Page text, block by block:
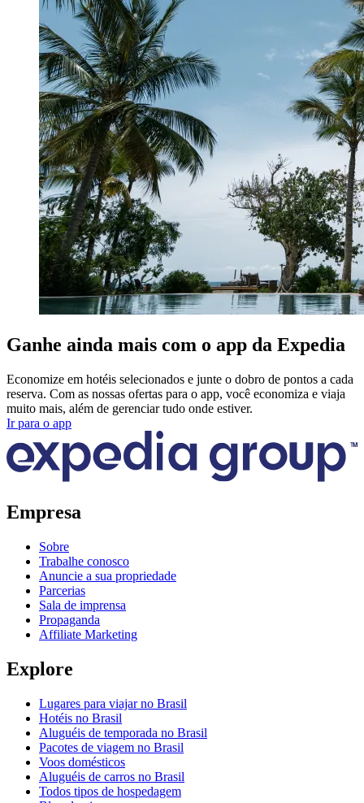
Ganhe ainda mais com o app da Expedia
Economize em hotéis selecionados e junte o dobro de pontos a cada
reserva. Com as nossas ofertas para o app, você economiza e viaja
muito mais, além de gerenciar tudo onde estiver.
Ir para o app
Empresa
Sobre
Trabalhe conosco
Anuncie a sua propriedade
Parcerias
Sala de imprensa
Propaganda
Affiliate Marketing
Explore
Lugares para viajar no Brasil
Hotéis no Brasil
Aluguéis de temporada no Brasil
Pacotes de viagem no Brasil
Voos domésticos
Aluguéis de carros no Brasil
Todos tipos de hospedagem